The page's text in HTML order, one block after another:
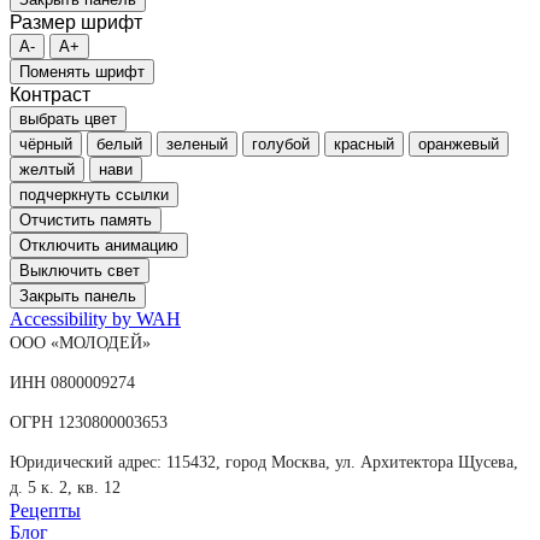
Размер шрифт
A-
A+
Поменять шрифт
Контраст
выбрать цвет
чёрный
белый зеленый голубой красный
оранжевый
желтый
нави
подчеркнуть ссылки
Отчистить память
Отключить анимацию
Выключить свет
Закрыть панель
Accessibility by WAH
ООО «МОЛОДЕЙ»
ИНН 0800009274
ОГРН 1230800003653
Юридический адрес: 115432, город Москва, ул. Архитектора Щусева,
д. 5 к. 2, кв. 12
Рецепты
Блог